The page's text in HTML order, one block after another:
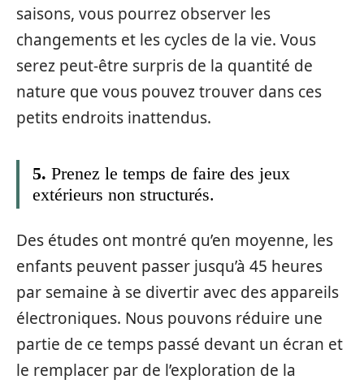
saisons, vous pourrez observer les
changements et les cycles de la vie. Vous
serez peut-être surpris de la quantité de
nature que vous pouvez trouver dans ces
petits endroits inattendus.
5. Prenez le temps de faire des jeux
extérieurs non structurés.
Des études ont montré qu’en moyenne, les
enfants peuvent passer jusqu’à 45 heures
par semaine à se divertir avec des appareils
électroniques. Nous pouvons réduire une
partie de ce temps passé devant un écran et
le remplacer par de l’exploration de la